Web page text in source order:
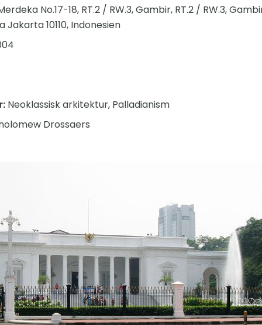
No.17-18, RT.2 / RW.3, Gambir, RT.2 / RW.3,
Jakarta 10110, Indonesien
Neoklassisk arkitektur, Palladianism
Drossaers